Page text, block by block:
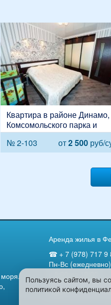
Квартира в районе Динамо,
Комсомольского парка и
Старшинова, улица
№ 2-103 от2 500 руб/
Аренда жилья в
☎ + 7 (978) 717 9
Пн-Вс (ежедневно)
Компания
298112, Россия,
Пользуясь сайтом, вы
политикой